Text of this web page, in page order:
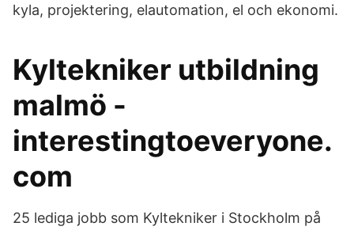
kyla, projektering, elautomation, el och ekonomi.
Kyltekniker utbildning
malmö -
interestingtoeveryone.
com
25 lediga jobb som Kyltekniker i Stockholm på